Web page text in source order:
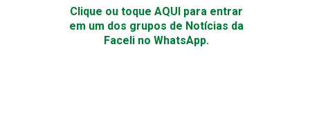
Clique ou toque AQUI para entrar
em um dos grupos de Notícias da
Faceli no WhatsApp.